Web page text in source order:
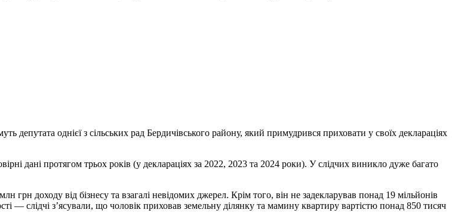
депутата однієї з сільських рад Бердичівського району, який примудрився приховати у своїх деклараціях
дані протягом трьох років (у деклараціях за 2022, 2023 та 2024 роки). У слідчих виникло дуже багато
грн доходу від бізнесу та взагалі невідомих джерел. Крім того, він не задекларував понад 19 мільйонів
— слідчі з’ясували, що чоловік приховав земельну ділянку та мамину квартиру вартістю понад 850 тисяч